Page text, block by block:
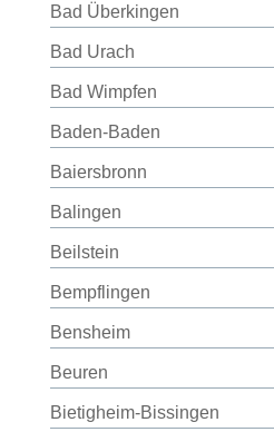
Bad Überkingen
Bad Urach
Bad Wimpfen
Baden-Baden
Baiersbronn
Balingen
Beilstein
Bempflingen
Bensheim
Beuren
Bietigheim-Bissingen